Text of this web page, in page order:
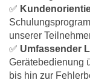
✅
unserer
✅ Umfassender
Gerätebedienung
bis hin zur